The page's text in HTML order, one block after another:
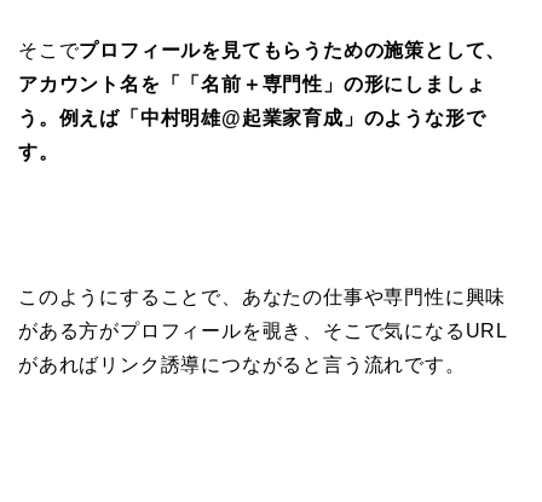
そこでプロフィールを見てもらうための施策として、
アカウント名を「「名前＋専門性」の形にしましょ
う。例えば「中村明雄@起業家育成」のような形で
す。
このようにすることで、あなたの仕事や専門性に興味
がある方がプロフィールを覗き、そこで気になるURL
があればリンク誘導につながると言う流れです。